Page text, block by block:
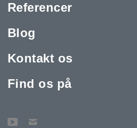
Referencer
Blog
Kontakt os
Find os på